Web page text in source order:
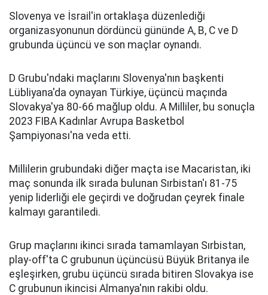
Slovenya ve İsrail'in ortaklaşa düzenlediği
organizasyonunun dördüncü gününde A, B, C ve D
grubunda üçüncü ve son maçlar oynandı.
D Grubu'ndaki maçlarını Slovenya'nın başkenti
Lübliyana'da oynayan Türkiye, üçüncü maçında
Slovakya'ya 80-66 mağlup oldu. A Milliler, bu sonuçla
2023 FIBA Kadınlar Avrupa Basketbol
Şampiyonası'na veda etti.
Millilerin grubundaki diğer maçta ise Macaristan, iki
maç sonunda ilk sırada bulunan Sırbistan'ı 81-75
yenip liderliği ele geçirdi ve doğrudan çeyrek finale
kalmayı garantiledi.
Grup maçlarını ikinci sırada tamamlayan Sırbistan,
play-off'ta C grubunun üçüncüsü Büyük Britanya ile
eşleşirken, grubu üçüncü sırada bitiren Slovakya ise
C grubunun ikincisi Almanya'nın rakibi oldu.